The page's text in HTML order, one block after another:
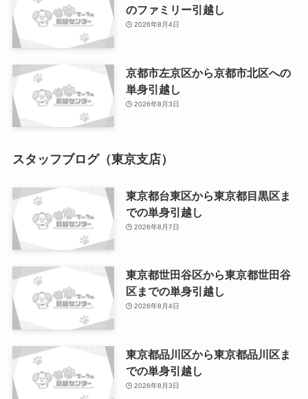
のファミリー引越し
2026年8月4日
京都市左京区から京都市北区への
単身引越し
2026年8月3日
スタッフブログ（東京支店）
東京都台東区から東京都目黒区ま
での単身引越し
2026年8月7日
東京都世田谷区から東京都世田谷
区までの単身引越し
2026年8月4日
東京都品川区から東京都品川区ま
での単身引越し
2026年8月3日